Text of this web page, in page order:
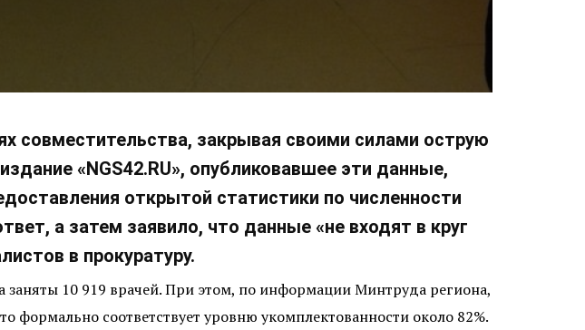
совместительства, закрывая своими силами острую
«NGS42.RU», опубликовавшее эти данные,
открытой статистики по численности
а затем заявило, что данные «не входят в круг
в прокуратуру.
заняты 10 919 врачей. При этом, по информации Минтруда региона,
формально соответствует уровню укомплектованности около 82%.